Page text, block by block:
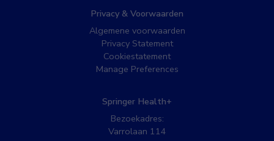
Privacy & Voorwaarden
Algemene voorwaarden
Privacy Statement
Cookiestatement
Manage Preferences
Springer Health+
Bezoekadres:
Varrolaan 114